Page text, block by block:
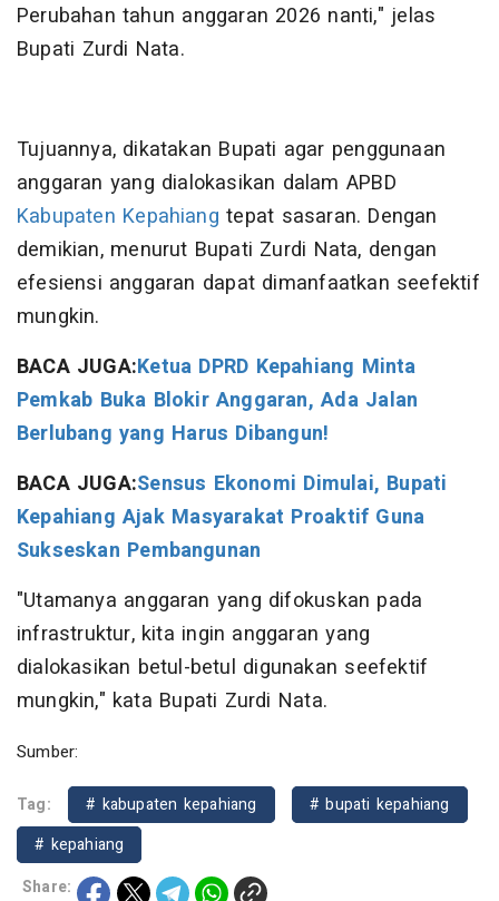
Perubahan tahun anggaran 2026 nanti," jelas
Bupati Zurdi Nata.
Tujuannya, dikatakan Bupati agar penggunaan
anggaran yang dialokasikan dalam APBD
Kabupaten Kepahiang tepat sasaran. Dengan
demikian, menurut Bupati Zurdi Nata, dengan
efesiensi anggaran dapat dimanfaatkan seefektif
mungkin.
BACA JUGA:Ketua DPRD Kepahiang Minta
Pemkab Buka Blokir Anggaran, Ada Jalan
Berlubang yang Harus Dibangun!
BACA JUGA:Sensus Ekonomi Dimulai, Bupati
Kepahiang Ajak Masyarakat Proaktif Guna
Sukseskan Pembangunan
"Utamanya anggaran yang difokuskan pada
infrastruktur, kita ingin anggaran yang
dialokasikan betul-betul digunakan seefektif
mungkin," kata Bupati Zurdi Nata.
Sumber:
Tag: # kabupaten kepahiang
# bupati kepahiang
# kepahiang
Share: